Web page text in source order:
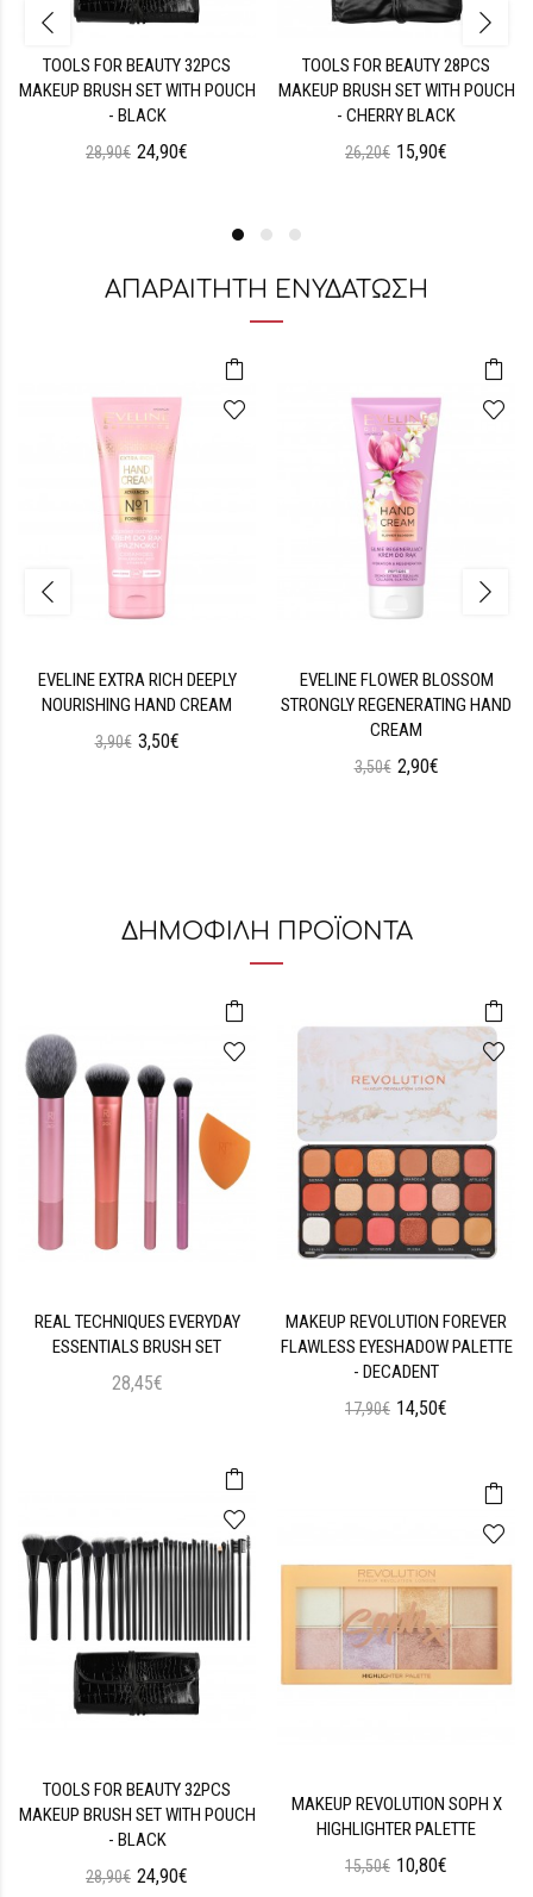
TOOLS FOR BEAUTY 32PCS
MAKEUP BRUSH SET WITH POUCH
- BLACK
28,90€ 24,90€
TOOLS FOR BEAUTY 28PCS
MAKEUP BRUSH SET WITH POUCH
- CHERRY BLACK
26,20€ 15,90€
ΑΠΑΡΑΙΤΗΤΗ ΕΝΥΔΑΤΩΣΗ
EVELINE EXTRA RICH DEEPLY
NOURISHING HAND CREAM
3,90€ 3,50€
EVELINE FLOWER BLOSSOM
STRONGLY REGENERATING HAND
CREAM
3,50€ 2,90€
ΔΗΜΟΦΙΛΗ ΠΡΟΪΟΝΤΑ
REAL TECHNIQUES EVERYDAY
ESSENTIALS BRUSH SET
28,45€
TOOLS FOR BEAUTY 32PCS
MAKEUP BRUSH SET WITH POUCH
- BLACK
28,90€ 24,90€
MAKEUP REVOLUTION FOREVER
FLAWLESS EYESHADOW PALETTE
- DECADENT
17,90€ 14,50€
MAKEUP REVOLUTION SOPH X
HIGHLIGHTER PALETTE
15,50€ 10,80€